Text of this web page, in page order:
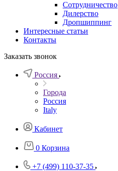
Сотрудничество
Дилерство
Дропшиппинг
Интересные статьи
Контакты
Заказать звонок
Россия
Города
Россия
Italy
Кабинет
0 Корзина
+7 (499) 110-37-35